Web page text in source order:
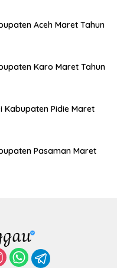
Aceh Maret Tahun
Karo Maret Tahun
Kabupaten Pidie Maret
Pasaman Maret